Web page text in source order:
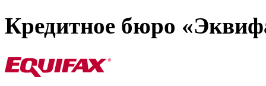
Кредитное бюро